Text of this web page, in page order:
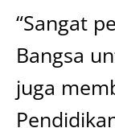
“Sangat
Bangsa
juga